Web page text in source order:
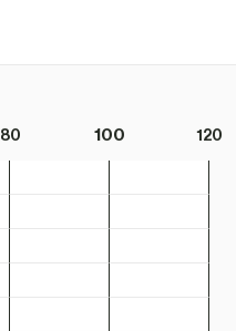
80 100 120